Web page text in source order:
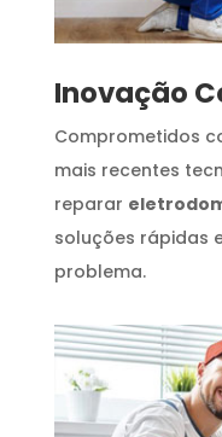
Inovação
Comprometidos
mais recentes
reparar
soluções rápidas
problema.